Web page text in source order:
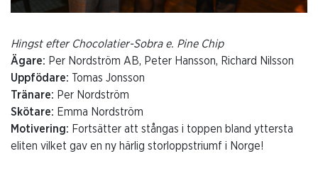
Hingst efter Chocolatier-Sobra e. Pine Chip
Ägare: Per Nordström AB, Peter Hansson, Richard Nilsson
Uppfödare: Tomas Jonsson
Tränare: Per Nordström
Skötare: Emma Nordström
Motivering: Fortsätter att stångas i toppen bland yttersta
eliten vilket gav en ny härlig storloppstriumf i Norge!